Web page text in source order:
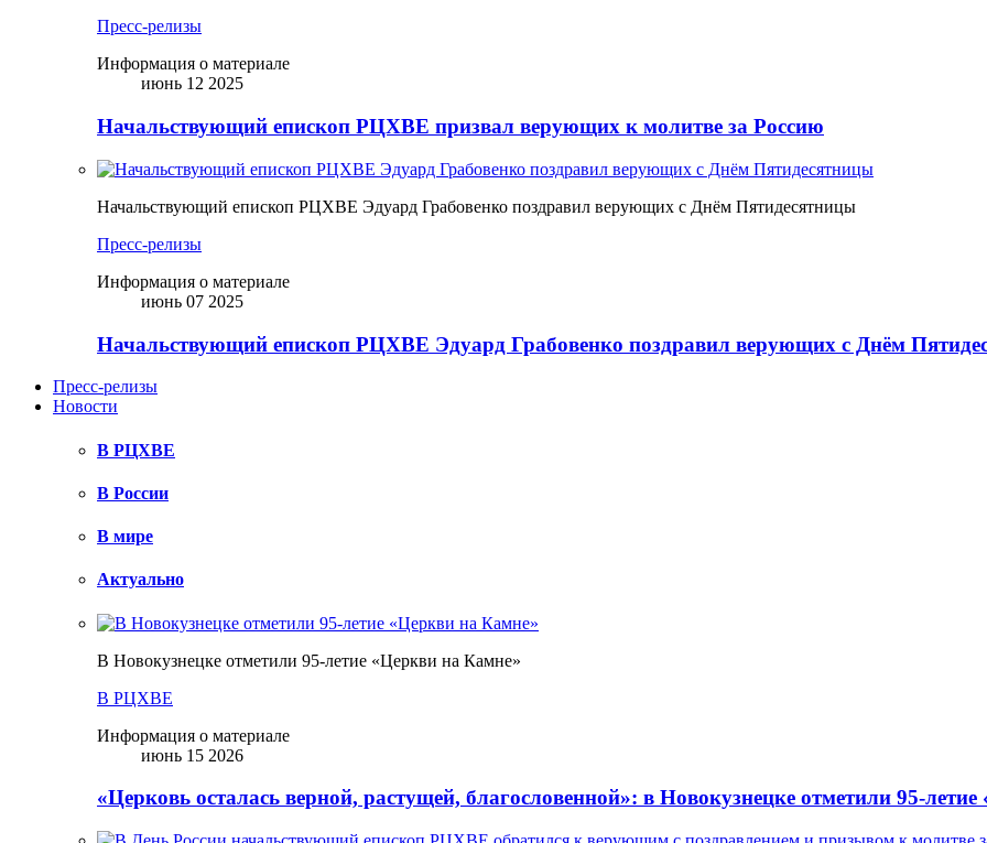
Пресс-релизы
Информация о материале
июнь 12 2025
Начальствующий епископ РЦХВЕ призвал верующих к молитве за Россию
Начальствующий епископ РЦХВЕ Эдуард Грабовенко поздравил верующих с Днём Пятидесятницы
Пресс-релизы
Информация о материале
июнь 07 2025
Начальствующий епископ РЦХВЕ Эдуард Грабовенко поздравил верующих с Днём
Пресс-релизы
Новости
В РЦХВЕ
В России
В мире
Актуально
В Новокузнецке отметили 95-летие «Церкви на Камне»
В РЦХВЕ
Информация о материале
июнь 15 2026
«Церковь осталась верной, растущей, благословенной»: в Новокузнецке отметили 95-